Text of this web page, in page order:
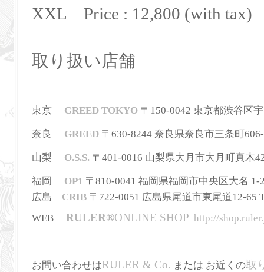
XXL Price : 12,800 (with tax)
取り扱い店舗
東京 GREED TOKYO 〒150-0042 東京都渋谷区
奈良 GREED 〒630-8244 奈良県奈良市三条町
山梨 O.S.S. 〒401-0016 山梨県大月市大月町真木
福岡 OP1 〒810-0041 福岡県福岡市中央区大名
広島 CRIB 〒722-0051 広島県尾道市東尾道12-65
WEB RULER®ONLINE SHOP http://
お問い合わせはRULER & Co. または お近くの取